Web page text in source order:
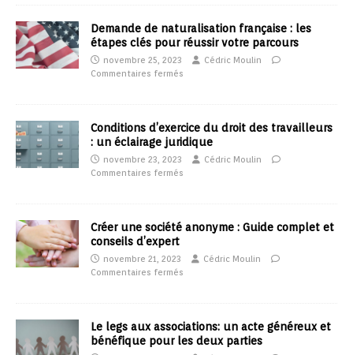
Demande de naturalisation française : les
étapes clés pour réussir votre parcours
novembre 25, 2023
Cédric Moulin
Commentaires fermés
Conditions d’exercice du droit des travailleurs
: un éclairage juridique
novembre 23, 2023
Cédric Moulin
Commentaires fermés
Créer une société anonyme : Guide complet et
conseils d’expert
novembre 21, 2023
Cédric Moulin
Commentaires fermés
Le legs aux associations: un acte généreux et
bénéfique pour les deux parties